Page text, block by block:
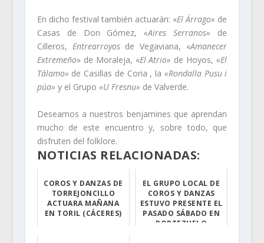
En dicho festival también actuarán: «El Árrago» de
Casas de Don Gómez,«Aires Serranos» de
Cilleros, Entrearroyosde Vegaviana, «Amanecer
Extremeño» de Moraleja, «El Atrio» de Hoyos,«El
Tálamo» de Casillas de Coria , la «Rondalla Pusu i
púa» y el Grupo «U Fresnu» de Valverde.
Deseamos a nuestros benjamines que aprendan
mucho de este encuentro y, sobre todo, que
disfruten del folklore.
NOTICIAS RELACIONADAS:
COROS Y DANZAS DE
TORREJONCILLO
ACTUARA MAÑANA
EN TORIL (CÁCERES)
EL GRUPO LOCAL DE
COROS Y DANZAS
ESTUVO PRESENTE EL
PASADO SÁBADO EN
PORTEZUELO